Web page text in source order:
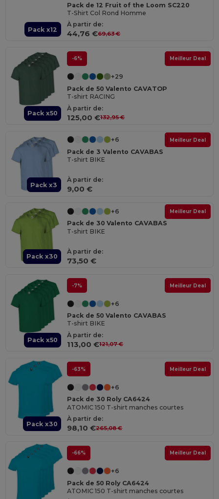
Pack x12
Pack de 12 Fruit of the Loom SC220
T-Shirt Col Rond Homme
À partir de:
44,76 €69,63 €
Pack x50
-6% Meilleur Deal
+29
Pack de 50 Valento CAVATOP
T-shirt RACING
À partir de:
125,00 €132,95 €
Pack x3
Meilleur Deal
+6
Pack de 3 Valento CAVABAS
T-shirt BIKE
À partir de:
9,00 €
Pack x30
Meilleur Deal
+6
Pack de 30 Valento CAVABAS
T-shirt BIKE
À partir de:
73,50 €
Pack x50
-7% Meilleur Deal
+6
Pack de 50 Valento CAVABAS
T-shirt BIKE
À partir de:
113,00 €121,07 €
Pack x30
-63% Meilleur Deal
+6
Pack de 30 Roly CA6424
ATOMIC 150 T-shirt manches courtes
À partir de:
98,10 €265,08 €
-66% Meilleur Deal
+6
Pack de 50 Roly CA6424
ATOMIC 150 T-shirt manches courtes